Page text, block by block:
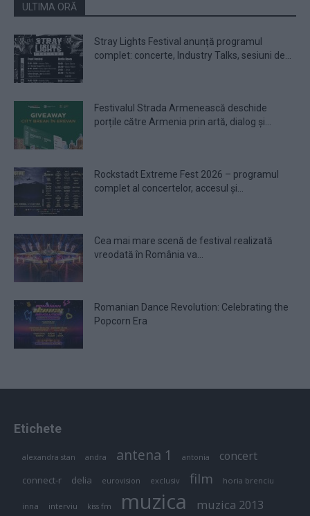
ULTIMA ORĂ
Stray Lights Festival anunță programul
complet: concerte, Industry Talks, sesiuni de...
Festivalul Strada Armenească deschide
porțile către Armenia prin artă, dialog și...
Rockstadt Extreme Fest 2026 – programul
complet al concertelor, accesul și...
Cea mai mare scenă de festival realizată
vreodată în România va...
Romanian Dance Revolution: Celebrating the
Popcorn Era
Etichete
alexandra stan andra antena 1 antonia concert
connect-r delia eurovision exclusiv film horia brenciu
inna interviu kiss fm muzica muzica 2013